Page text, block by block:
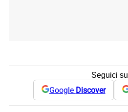
Seguici su
Google Discover